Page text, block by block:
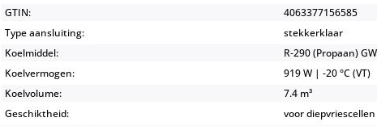
GTIN:
4063377156585
Type aansluiting:
stekkerklaar
Koelmiddel:
R-290 (Propaan)
Koelvermogen:
919 W | -20 °C (VT)
Koelvolume:
7.4 m³
Geschiktheid:
voor diepvriescellen